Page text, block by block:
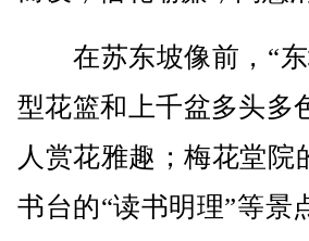
在苏东坡像前，“东
型花篮和上千盆多头多
人赏花雅趣；梅花堂院
书台的“读书明理”等景